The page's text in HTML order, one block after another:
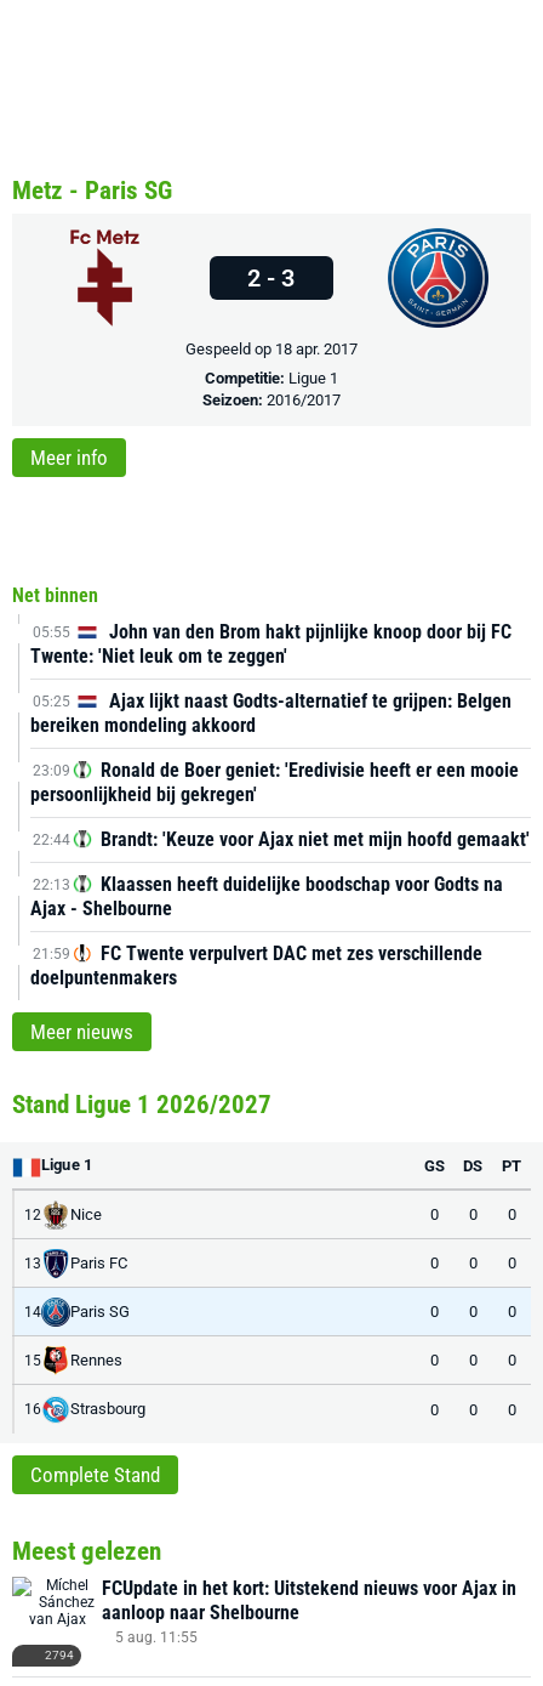
Net binnen
05:55
John van den Brom hakt pijnlijke knoop door bij FC
Twente: 'Niet leuk om te zeggen'
05:25
Ajax lijkt naast Godts-alternatief te grijpen: Belgen
bereiken mondeling akkoord
23:09
Ronald de Boer geniet: 'Eredivisie heeft er een mooie
persoonlijkheid bij gekregen'
22:44 Brandt: 'Keuze voor Ajax niet met mijn hoofd gemaakt'
22:13
Klaassen heeft duidelijke boodschap voor Godts na
Ajax - Shelbourne
21:59
FC Twente verpulvert DAC met zes verschillende
doelpuntenmakers
Meer nieuws
Metz - Paris SG
2 - 3
Gespeeld op 18 apr. 2017
Competitie: Ligue 1
Seizoen: 2016/2017
Meer info
Stand Ligue 1 2026/2027
Ligue 1 GS DS PT
12 Nice 0 0 0
13 Paris FC 0 0 0
14 Paris SG 0 0 0
15 Rennes 0 0 0
16 Strasbourg 0 0 0
Complete Stand
Meest gelezen
2794
FCUpdate in het kort: Uitstekend nieuws voor Ajax in
aanloop naar Shelbourne
5 aug. 11:55